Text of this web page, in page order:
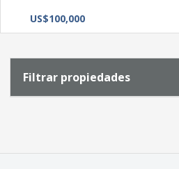
US$100,000
Filtrar propiedades